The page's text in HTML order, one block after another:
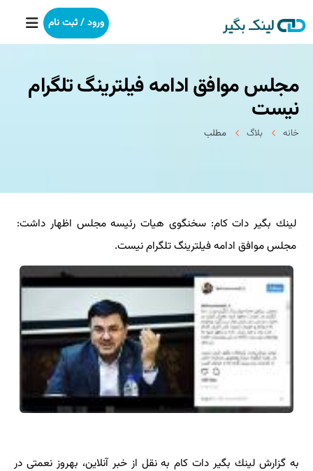
خانه
بکلینک
خدمات ما
درباره ما
آموزش
ورود / ثبت نام
مجلس موافق ادامه فیلترینگ تلگرام
نیست
خانه بلاگ مطلب
لینك بگیر دات كام: سخنگوی هیات رئیسه مجلس اظهار داشت:
مجلس موافق ادامه فیلترینگ تلگرام نیست.
به گزارش لینك بگیر دات كام به نقل از خبر آنلاین، بهروز نعمتی در